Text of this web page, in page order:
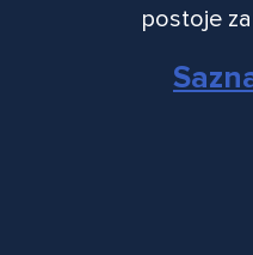
postoje